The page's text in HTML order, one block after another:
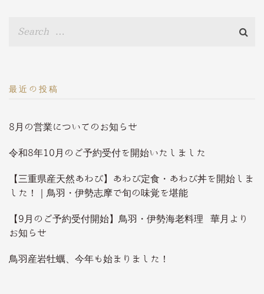
最近の投稿
8月の営業についてのお知らせ
令和8年10月のご予約受付を開始いたしました
【三重県産天然あわび】あわび定食・あわび丼を開始しま
した！｜鳥羽・伊勢志摩で旬の味覚を堪能
【9月のご予約受付開始】鳥羽・伊勢海老料理 華月より
お知らせ
鳥羽産岩牡蠣、今年も始まりました！